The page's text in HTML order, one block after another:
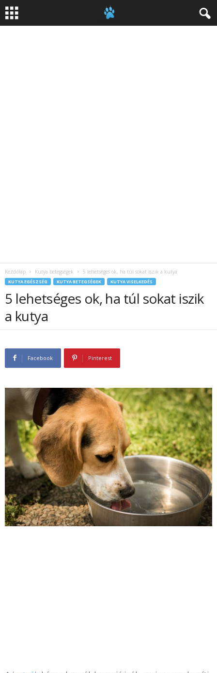
Kezdőlap Kutya betegségek 5 lehetséges ok, ha túl sokat iszik a kutya
KUTYA EGÉSZSÉG KUTYA BETEGSÉGEK KUTYA VISELKEDÉS
5 lehetséges ok, ha túl sokat iszik
a kutya
Facebook Pinterest